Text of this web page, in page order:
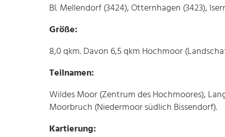
Bl. Mellendorf (3424), Otternhagen (3423),
Größe:
8,0 qkm. Davon 6,5 qkm Hochmoor
Teilnamen:
Wildes Moor (Zentrum des Hochmoores),
Moorbruch (Niedermoor südlich Bissendorf).
Kartierung: